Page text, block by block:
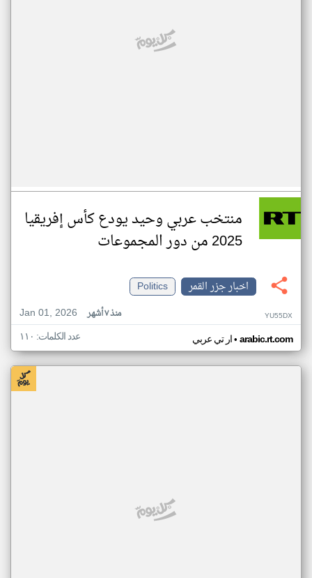
منتخب عربي وحيد يودع كأس إفريقيا
2025 من دور المجموعات
اخبار جزر القمر
Politics
Jan 01, 2026
منذ ٧ أشهر YU55DX
ار تي عربي• arabic.rt.com عدد الكلمات: ١١٠